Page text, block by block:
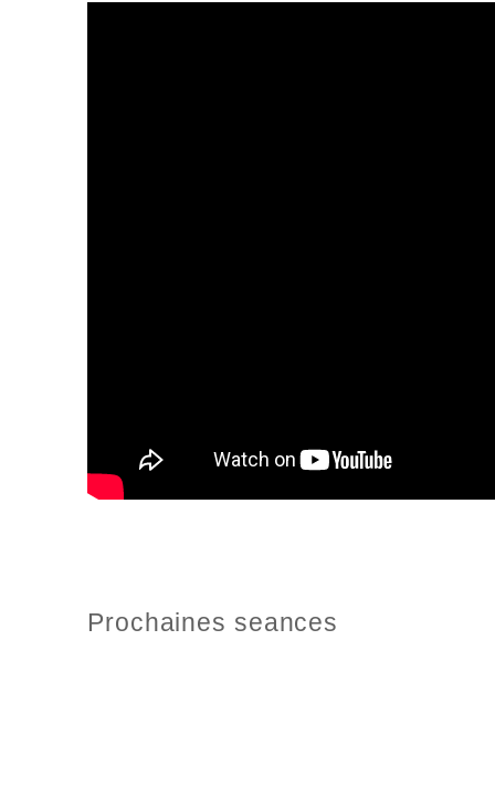
Prochaines seances